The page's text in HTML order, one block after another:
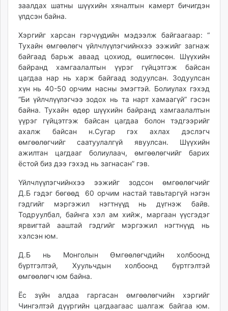
tumen.mn
times.mn
tvmongolia.mn
mass.mn
unegui.mn
assa.mn
toim.mn
paparazzi.mn
unread.today
заалдах шатны шүүхийн хяналтын камерт бичигдэн
үлдсэн байна.
Хэргийг харсан гэрчүүдийн мэдээлж байгаагаар: “
Тухайн өмгөөлөгч үйлчлүүлэгчийнхээ ээжийг загнаж
байгаад барьж аваад цохиод, өшиглөсөн. Шүүхийн
байранд хамгаалалтын үүрэг гүйцэтгэж байсан
цагдаа нар нь харж байгаад зодуулсан. Зодуулсан
хүн нь 40-50 орчим насны эмэгтэй. Болиулах гэхэд
“Би үйлчлүүлэгчээ зодох нь та нарт хамаагүй” гэсэн
байна. Тухайн өдөр шүүхийн байранд хамгаалалтын
үүрэг гүйцэтгэж байсан цагдаа болон тэдгээрийг
ахалж байсан н.Сугар гэх ахлах дэслэгч
өмгөөлөгчийг саатуулалгүй явуулсан. Шүүхийн
ажилтан цагдааг болиулаач, өмгөөлөгчийг барих
ёстой биз дээ гэхэд нь загнасан” гэв.
Үйлчлүүлэгчийнхээ ээжийг зодсон өмгөөлөгчийг
Д.Б гэдэг бөгөөд 60 орчим настай тавьтаргүй нэгэн
гэдгийг мэргэжил нэгтнүүд нь дүгнэж байв.
Тодруулбал, байнга хэл ам хийж, маргаан үүсгэдэг
ярвигтай ааштай гэдгийг мэргэжил нэгтнүүд нь
хэлсэн юм.
Д.Б нь Монголын Өмгөөлөгчдийн холбоонд
бүртгэлтэй, Хуульчдын холбоонд бүртгэлтэй
өмгөөлөгч юм байна.
Ёс зүйн алдаа гаргасан өмгөөлөгчийн хэргийг
Чингэлтэй дүүргийн цагдаагаас шалгаж байгаа юм.